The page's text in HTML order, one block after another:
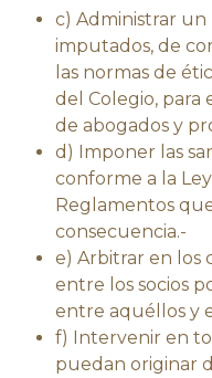
c) Administrar un
imputados, de
las normas de
del Colegio, para
de abogados y
d) Imponer las
conforme a la
Reglamentos
consecuencia.-
e) Arbitrar en los
entre los socios
entre aquéllos y
f) Intervenir en
puedan originar